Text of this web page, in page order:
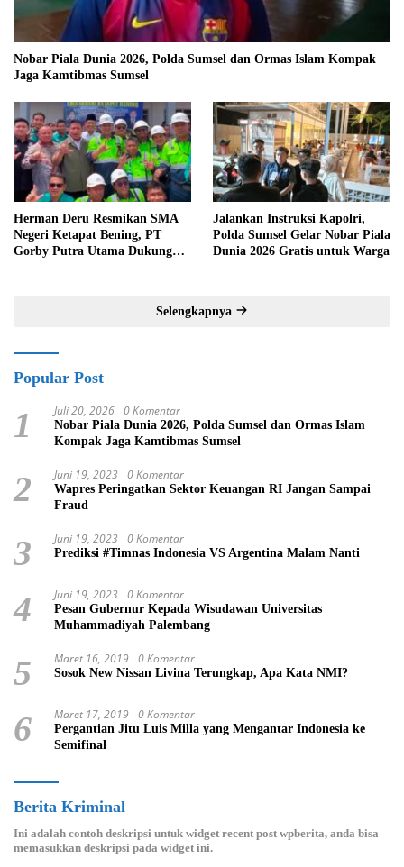
Nobar Piala Dunia 2026, Polda Sumsel dan Ormas Islam Kompak
Jaga Kamtibmas Sumsel
Herman Deru Resmikan SMA
Negeri Ketapat Bening, PT
Gorby Putra Utama Dukung
Jalankan Instruksi Kapolri,
Polda Sumsel Gelar Nobar Piala
Dunia 2026 Gratis untuk Warga
Selengkapnya
Popular Post
1 Juli 20, 2026 0 Komentar
Nobar Piala Dunia 2026, Polda Sumsel dan Ormas Islam
Kompak Jaga Kamtibmas Sumsel
2 Juni 19, 2023 0 Komentar
Wapres Peringatkan Sektor Keuangan RI Jangan Sampai
Fraud
3 Juni 19, 2023 0 Komentar
Prediksi #Timnas Indonesia VS Argentina Malam Nanti
4 Juni 19, 2023 0 Komentar
Pesan Gubernur Kepada Wisudawan Universitas
Muhammadiyah Palembang
5 Maret 16, 2019 0 Komentar
Sosok New Nissan Livina Terungkap, Apa Kata NMI?
6 Maret 17, 2019 0 Komentar
Pergantian Jitu Luis Milla yang Mengantar Indonesia ke
Semifinal
Berita Kriminal
Ini adalah contoh deskripsi untuk widget recent post wpberita, anda bisa
memasukkan deskripsi pada widget ini.